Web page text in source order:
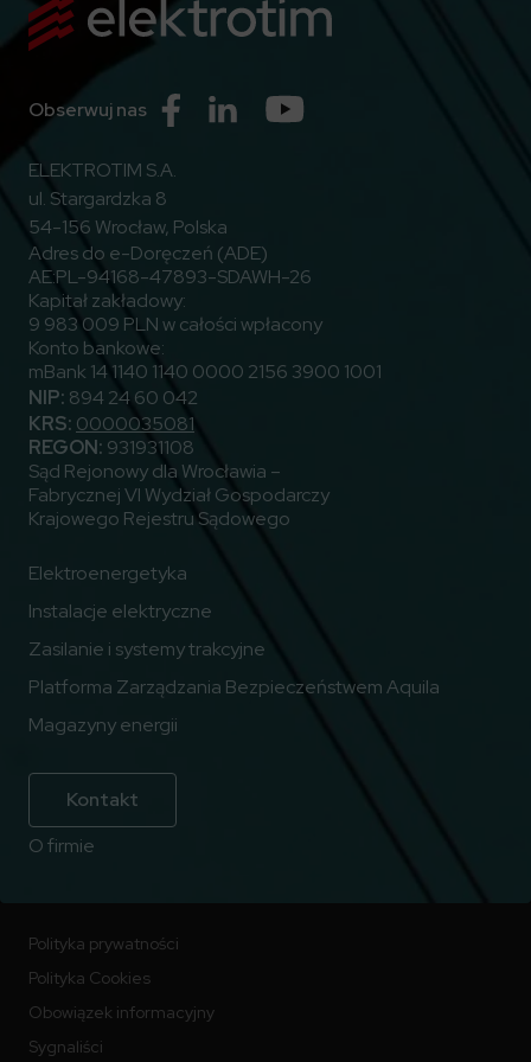
Obserwuj nas Przejdź do Facebook
Przejdź do Linkedin
ELEKTROTIM S.A.
ul. Stargardzka 8
54-156 Wrocław, Polska
Adres do e-Doręczeń (ADE)
AE:PL-94168-47893-SDAWH-26
Kapitał zakładowy:
9 983 009 PLN w całości wpłacony
Konto bankowe:
mBank 14 1140 1140 0000 2156 3900 1001
NIP: 894 24 60 042
KRS: 0000035081
REGON: 931931108
Sąd Rejonowy dla Wrocławia –
Fabrycznej VI Wydział Gospodarczy
Krajowego Rejestru Sądowego
Elektroenergetyka
Instalacje elektryczne
Zasilanie i systemy trakcyjne
Platforma Zarządzania Bezpieczeństwem Aquila
Magazyny energii
Kontakt
O firmie
Polityka prywatności
Polityka Cookies
Obowiązek informacyjny
Sygnaliści